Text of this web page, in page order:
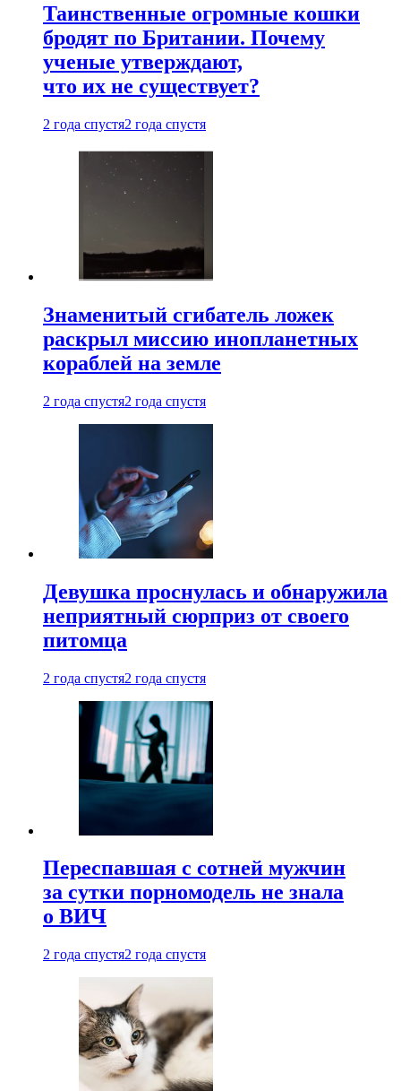
Таинственные огромные кошки
бродят по Британии. Почему
ученые утверждают,
что их не существует?
2 года спустя2 года спустя
Знаменитый сгибатель ложек
раскрыл миссию инопланетных
кораблей на земле
2 года спустя2 года спустя
Девушка проснулась и обнаружила
неприятный сюрприз от своего
питомца
2 года спустя2 года спустя
Переспавшая с сотней мужчин
за сутки порномодель не знала
о ВИЧ
2 года спустя2 года спустя